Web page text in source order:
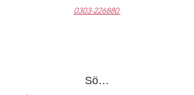
0303-226880
Sök produkter